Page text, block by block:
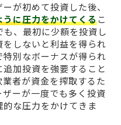
が初めて投資した後、
に圧力をかけてくるこ
も、最初に少額を投資し
しないと利益を得られ
別なボーナスが得られ
加投資を強要すること
者が資金を搾取するた
ーが一度でも多く投資
な圧力をかけてきま